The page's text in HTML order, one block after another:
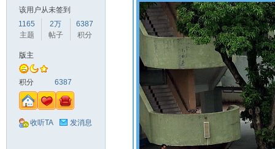
该用户从未签到
1165
主题
2万
帖子
6387
积分
版主
积分 6387
收听TA 发消息